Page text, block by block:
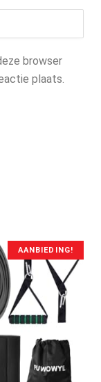
browser
plaats.
AANBIEDING!